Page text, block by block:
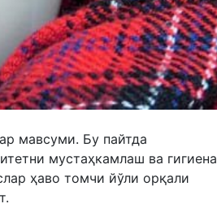
мавсуми. Бу пайтда
мустаҳкамлаш ва гигиена
ҳаво томчи йўли орқали